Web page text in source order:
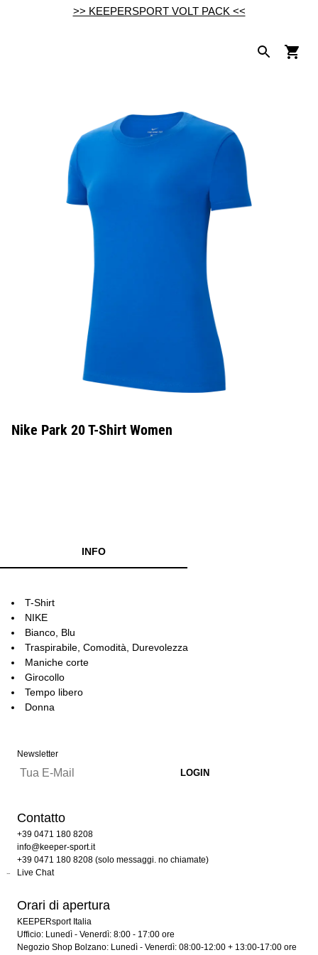
>> KEEPERSPORT VOLT PACK <<
Nike Park 20 T-Shirt Women
INFO
T-Shirt
NIKE
Bianco, Blu
Traspirabile, Comodità, Durevolezza
Maniche corte
Girocollo
Tempo libero
Donna
Newsletter
Contatto
+39 0471 180 8208
info@keeper-sport.it
+39 0471 180 8208 (solo messaggi. no chiamate)
Live Chat
Orari di apertura
KEEPERsport Italia
Ufficio: Lunedì - Venerdì: 8:00 - 17:00 ore
Negozio Shop Bolzano: Lunedì - Venerdì: 08:00-12:00 + 13:00-17:00 ore